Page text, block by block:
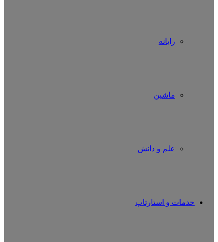
رایانه
ماشین
علم و دانش
خدمات و استارتاپ